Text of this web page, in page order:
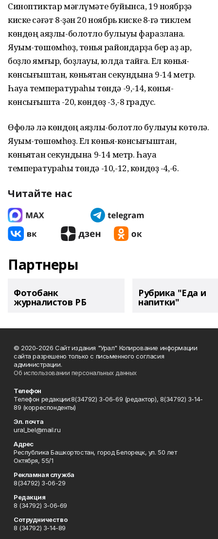
Синоптиктар мәғлүмәте буйынса, 19 ноябрҙә
киске сәғәт 8-ҙән 20 ноябрь киске 8-гә тиклем
көндөң аяҙлы-болотло булыуы фаразлана.
Яуым-төшөмһөҙ, төньяҡ райондарҙа бер аҙ ҡар,
боҙло ямғыр, боҙлауыҡ, юлда тайғаҡ. Ел көньяҡ-
көнсығыштан, көньяҡтан секундына 9-14 метр.
Һауа температураһы төндә -9,-14, көньяҡ-
көнсығышта -20, көндөҙ -3,-8 градус.
Өфөлә лә көндөң аяҙлы-болотло булыуы көтөлә.
Яуым-төшөмһөҙ. Ел көньяҡ-көнсығыштан,
көньяҡтан секундына 9-14 метр. Һауа
температураһы төндә -10,-12, көндөҙ -4,-6.
Читайте нас
Партнеры
Фотобанк
журналистов РБ
Рубрика "Еда и
напитки"
© 2020-2026 Сайт издания "Урал" Копирование информации
сайта разрешено только с письменного согласия
администрации.
Об использовании персональных данных
Телефон
Телефон редакции:8(34792) 3-06-69 (редактор), 8(34792) 3-14-
89 (корреспонденты)
Эл. почта
ural_bel@mail.ru
Адрес
Республика Башкортостан, город Белорецк, ул. 50 лет
Октября, 55/1
Рекламная служба
8(34792) 3-06-29
Редакция
8 (34792) 3-06-69
Сотрудничество
8 (34792) 3-14-89